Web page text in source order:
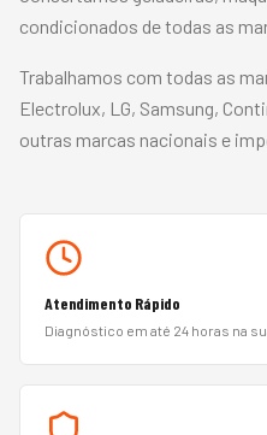
condicionados de todas as
Trabalhamos com todas as
Electrolux, LG, Samsung,
outras marcas nacionais e
Atendimento Rápido
Diagnóstico em até 24 horas na